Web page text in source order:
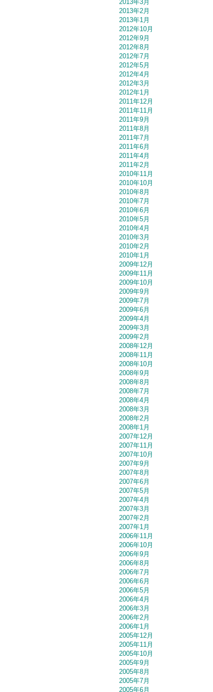
2013年3月
2013年2月
2013年1月
2012年10月
2012年9月
2012年8月
2012年7月
2012年5月
2012年4月
2012年3月
2012年1月
2011年12月
2011年11月
2011年9月
2011年8月
2011年7月
2011年6月
2011年4月
2011年2月
2010年11月
2010年10月
2010年8月
2010年7月
2010年6月
2010年5月
2010年4月
2010年3月
2010年2月
2010年1月
2009年12月
2009年11月
2009年10月
2009年9月
2009年7月
2009年6月
2009年4月
2009年3月
2009年2月
2008年12月
2008年11月
2008年10月
2008年9月
2008年8月
2008年7月
2008年4月
2008年3月
2008年2月
2008年1月
2007年12月
2007年11月
2007年10月
2007年9月
2007年8月
2007年6月
2007年5月
2007年4月
2007年3月
2007年2月
2007年1月
2006年11月
2006年10月
2006年9月
2006年8月
2006年7月
2006年6月
2006年5月
2006年4月
2006年3月
2006年2月
2006年1月
2005年12月
2005年11月
2005年10月
2005年9月
2005年8月
2005年7月
2005年6月